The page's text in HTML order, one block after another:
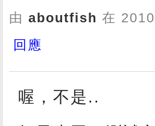
由 aboutfish 在
回應
喔，不是..